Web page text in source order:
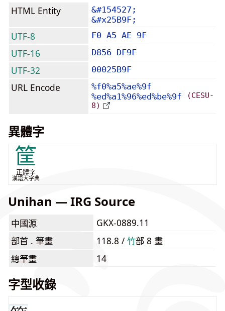
HTML Entity
&#154527;
&#x25B9F;
UTF-8 F0 A5 AE 9F
UTF-16 D856 DF9F
UTF-32 00025B9F
URL Encode
%f0%a5%ae%9f
%ed%a1%96%ed%be%9f
(CESU-
8)
異體字
筐
正體字
漢語大字典
Unihan — IRG Source
中國源
GKX-0889.11
部首 . 筆畫
118.8 /⽵部 8 畫
總筆畫
14
字型收錄